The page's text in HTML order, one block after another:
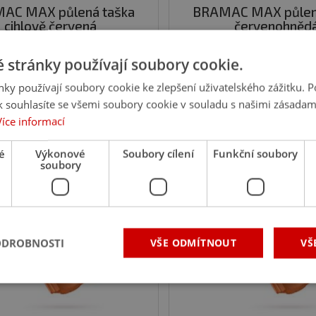
MAX půlená taška
cihlově červená
ks
,33 Kč s DPH
91,96 Kč
na 4 prodejnách
BRAMAC MAX
ks
91,96 Kč
Na poptání
stránky používají soubory cookie.
používají soubory cookie ke zlepšení uživatelského zážitku.
souhlasíte se všemi soubory cookie v souladu s našimi
informací
Výkonové
soubory
Soubory cílení Funkční soubory
VŠE ODMÍTNOUT